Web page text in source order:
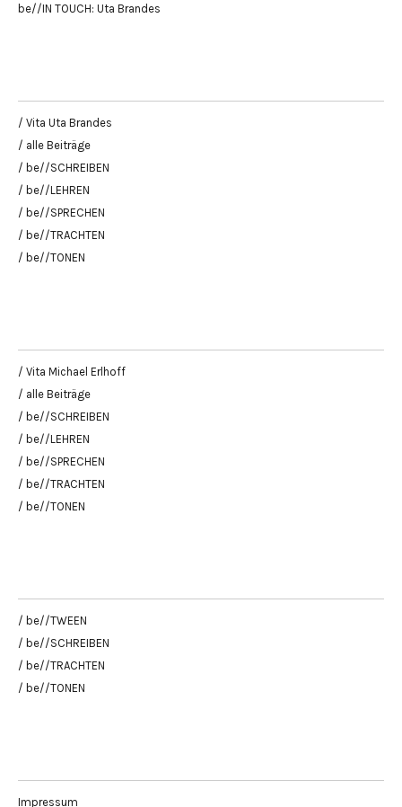
be//IN TOUCH: Uta Brandes
/ Vita Uta Brandes
/ alle Beiträge
/ be//SCHREIBEN
/ be//LEHREN
/ be//SPRECHEN
/ be//TRACHTEN
/ be//TONEN
/ Vita Michael Erlhoff
/ alle Beiträge
/ be//SCHREIBEN
/ be//LEHREN
/ be//SPRECHEN
/ be//TRACHTEN
/ be//TONEN
/ be//TWEEN
/ be//SCHREIBEN
/ be//TRACHTEN
/ be//TONEN
Impressum